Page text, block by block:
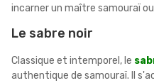
incarner un maître samouraï
Le sabre noir
Classique et intemporel, le
authentique de samouraï. Il